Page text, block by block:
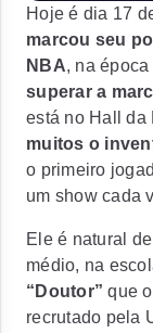
Hoje é dia 17
marcou seu
NBA, na
superar a
está no Hall
muitos o
o primeiro
um show cada
Ele é natural
médio, na
“Doutor”que
recrutado pela